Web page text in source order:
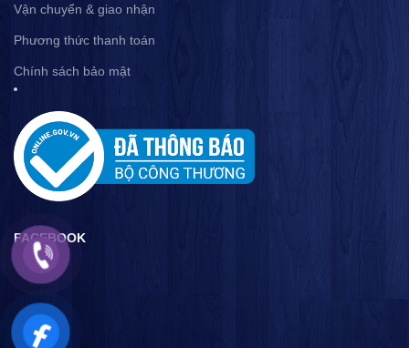
Vận chuyển & giao nhận
Phương thức thanh toán
Chính sách bảo mật
FACEBOOK